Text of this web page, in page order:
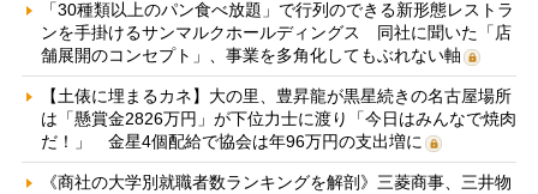
「30種類以上のパン食べ放題」で行列のできる新形態レストラ
ンを手掛けるサンマルクホールディングス 同社に聞いた「店
舗展開のコンセプト」、事業を多角化してもぶれない軸
【土俵に埋まるカネ】大の里、豊昇龍が黒星続きの名古屋場所
は「懸賞金2826万円」が下位力士に渡り「今日はみんなで焼肉
だ！」 金星4個配給で協会は年96万円の支出増に
《商社の大学別就職者数ランキングを解剖》三菱商事、三井物